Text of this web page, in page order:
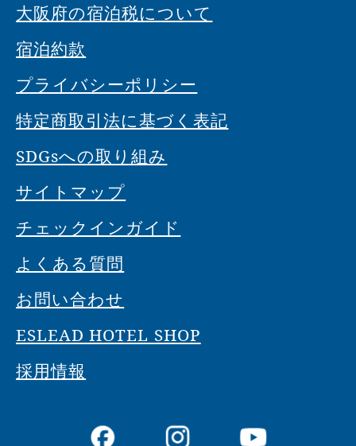
大阪府の宿泊税について
宿泊約款
プライバシーポリシー
特定商取引法に基づく表記
SDGsへの取り組み
サイトマップ
チェックインガイド
よくある質問
お問い合わせ
ESLEAD HOTEL SHOP
採用情報